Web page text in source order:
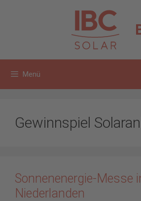
Menü
Gewinnspiel
Sonnenenergie-Messe
Niederlanden